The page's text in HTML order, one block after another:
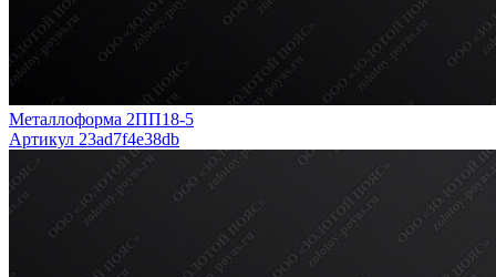
Металлоформа 2ПП18-5
Артикул 23ad7f4e38db